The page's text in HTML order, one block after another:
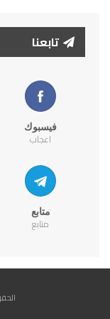
تابعنا
فيسبوك
اعجاب
متابع
متابع